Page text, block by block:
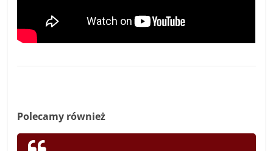
Polecamy również